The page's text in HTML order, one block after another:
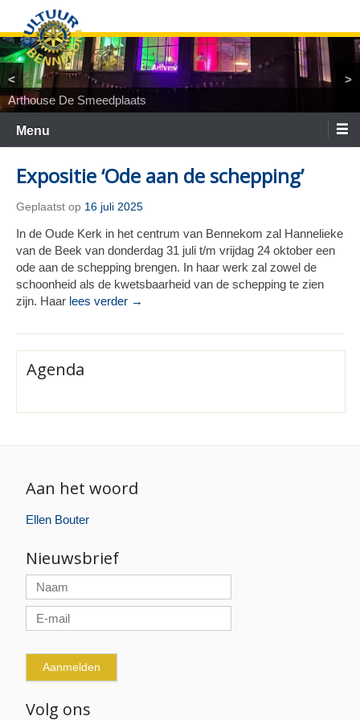
de
inhoud
Arthouse De Smeedplaats
Locatietheater ArtEZ
TiNaNiNaNi
Woest&Bijster
Tineke Roseboom en Peter Bouter
Spelgroep Bennekom. En toen waren er nul
< >
Menu
Expositie ‘Ode aan de schepping’
Geplaatst op 16 juli 2025
In de Oude Kerk in het centrum van Bennekom zal Hannelieke
van de Beek van donderdag 31 juli t/m vrijdag 24 oktober een
ode aan de schepping brengen. In haar werk zal zowel de
schoonheid als de kwetsbaarheid van de schepping te zien
zijn. Haar lees verder →
Agenda
Aan het woord
Ellen Bouter
Nieuwsbrief
Volg ons